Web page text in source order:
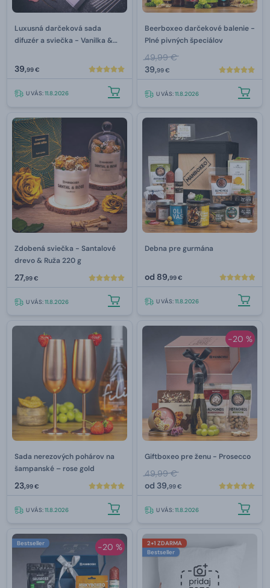
Luxusná darčeková sada
difuzér a sviečka - Vanilka &
39,99 €
U VÁS:11.8.2026
Beerboxeo darčekové balenie -
Plné pivných špeciálov
49,99 €
39,99 €
U VÁS:11.8.2026
Zdobená sviečka - Santalové
drevo & Ruža 220 g
27,99 €
U VÁS:11.8.2026
Debna pre gurmána
od 89,99 €
U VÁS:11.8.2026
Sada nerezových pohárov na
šampanské – rose gold
23,99 €
U VÁS:11.8.2026
-20 %
Giftboxeo pre ženu - Prosecco
49,99 €
od 39,99 €
U VÁS:11.8.2026
-20 %
Bestseller
2+1 ZDARMA
Bestseller